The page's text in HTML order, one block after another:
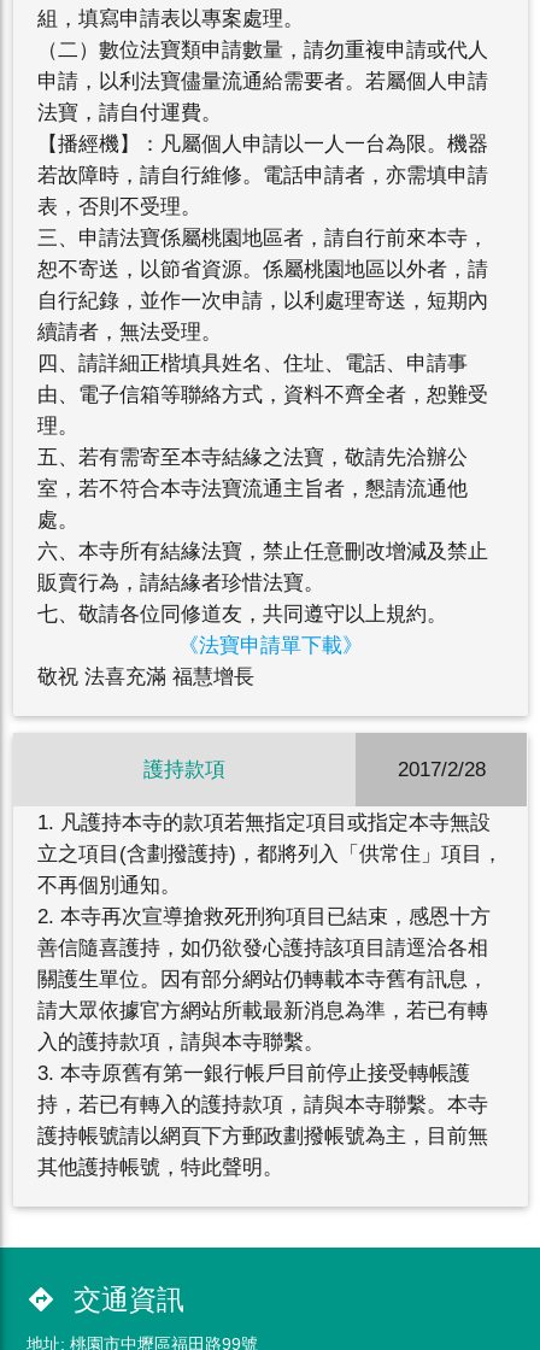
組，填寫申請表以專案處理。
（二）數位法寶類申請數量，請勿重複申請或代人
申請，以利法寶儘量流通給需要者。若屬個人申請
法寶，請自付運費。
【播經機】：凡屬個人申請以一人一台為限。機器
若故障時，請自行維修。電話申請者，亦需填申請
表，否則不受理。
三、申請法寶係屬桃園地區者，請自行前來本寺，
恕不寄送，以節省資源。係屬桃園地區以外者，請
自行紀錄，並作一次申請，以利處理寄送，短期內
續請者，無法受理。
四、請詳細正楷填具姓名、住址、電話、申請事
由、電子信箱等聯絡方式，資料不齊全者，恕難受
理。
五、若有需寄至本寺結緣之法寶，敬請先洽辦公
室，若不符合本寺法寶流通主旨者，懇請流通他
處。
六、本寺所有結緣法寶，禁止任意刪改增減及禁止
販賣行為，請結緣者珍惜法寶。
七、敬請各位同修道友，共同遵守以上規約。
《法寶申請單下載》
敬祝 法喜充滿 福慧增長
護持款項 2017/2/28
1. 凡護持本寺的款項若無指定項目或指定本寺無設
立之項目(含劃撥護持)，都將列入「供常住」項目，
不再個別通知。
2. 本寺再次宣導搶救死刑狗項目已結束，感恩十方
善信隨喜護持，如仍欲發心護持該項目請逕洽各相
關護生單位。因有部分網站仍轉載本寺舊有訊息，
請大眾依據官方網站所載最新消息為準，若已有轉
入的護持款項，請與本寺聯繫。
3. 本寺原舊有第一銀行帳戶目前停止接受轉帳護
持，若已有轉入的護持款項，請與本寺聯繫。本寺
護持帳號請以網頁下方郵政劃撥帳號為主，目前無
其他護持帳號，特此聲明。
directions 交通資訊
地址: 桃園市中壢區福田路99號